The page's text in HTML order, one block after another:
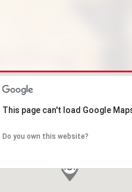
This page can't load Google
Do you own this website?